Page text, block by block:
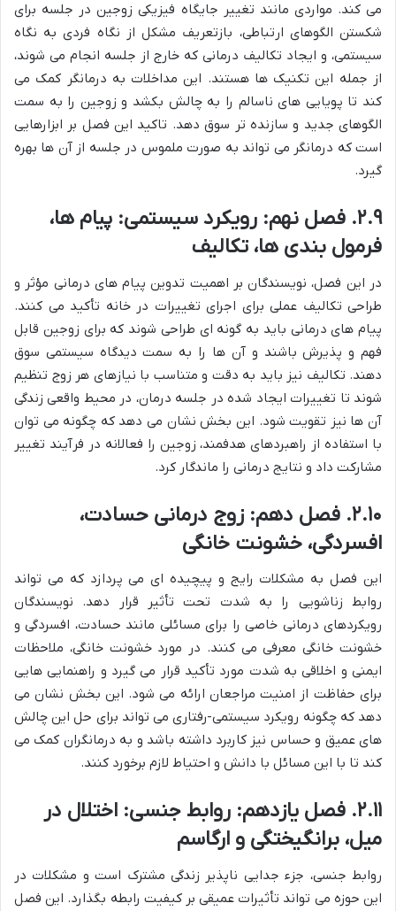
می کند. مواردی مانند تغییر جایگاه فیزیکی زوجین در جلسه برای
شکستن الگوهای ارتباطی، بازتعریف مشکل از نگاه فردی به نگاه
سیستمی، و ایجاد تکالیف درمانی که خارج از جلسه انجام می شوند،
از جمله این تکنیک ها هستند. این مداخلات به درمانگر کمک می
کند تا پویایی های ناسالم را به چالش بکشد و زوجین را به سمت
الگوهای جدید و سازنده تر سوق دهد. تاکید این فصل بر ابزارهایی
است که درمانگر می تواند به صورت ملموس در جلسه از آن ها بهره
گیرد.
۲.۹. فصل نهم: رویکرد سیستمی: پیام ها،
فرمول بندی ها، تکالیف
در این فصل، نویسندگان بر اهمیت تدوین پیام های درمانی مؤثر و
طراحی تکالیف عملی برای اجرای تغییرات در خانه تأکید می کنند.
پیام های درمانی باید به گونه ای طراحی شوند که برای زوجین قابل
فهم و پذیرش باشند و آن ها را به سمت دیدگاه سیستمی سوق
دهند. تکالیف نیز باید به دقت و متناسب با نیازهای هر زوج تنظیم
شوند تا تغییرات ایجاد شده در جلسه درمان، در محیط واقعی زندگی
آن ها نیز تقویت شود. این بخش نشان می دهد که چگونه می توان
با استفاده از راهبردهای هدفمند، زوجین را فعالانه در فرآیند تغییر
مشارکت داد و نتایج درمانی را ماندگار کرد.
۲.۱۰. فصل دهم: زوج درمانی حسادت،
افسردگی، خشونت خانگی
این فصل به مشکلات رایج و پیچیده ای می پردازد که می تواند
روابط زناشویی را به شدت تحت تأثیر قرار دهد. نویسندگان
رویکردهای درمانی خاصی را برای مسائلی مانند حسادت، افسردگی و
خشونت خانگی معرفی می کنند. در مورد خشونت خانگی، ملاحظات
ایمنی و اخلاقی به شدت مورد تأکید قرار می گیرد و راهنمایی هایی
برای حفاظت از امنیت مراجعان ارائه می شود. این بخش نشان می
دهد که چگونه رویکرد سیستمی-رفتاری می تواند برای حل این چالش
های عمیق و حساس نیز کاربرد داشته باشد و به درمانگران کمک می
کند تا با این مسائل با دانش و احتیاط لازم برخورد کنند.
۲.۱۱. فصل یازدهم: روابط جنسی: اختلال در
میل، برانگیختگی و ارگاسم
روابط جنسی، جزء جدایی ناپذیر زندگی مشترک است و مشکلات در
این حوزه می تواند تأثیرات عمیقی بر کیفیت رابطه بگذارد. این فصل